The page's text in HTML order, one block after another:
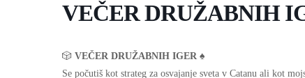
VEČER DRUŽABNIH
🎲 VEČER DRUŽABNIH IGER ♠️
Se počutiš kot strateg za osvajanje sveta v Catanu ali kot